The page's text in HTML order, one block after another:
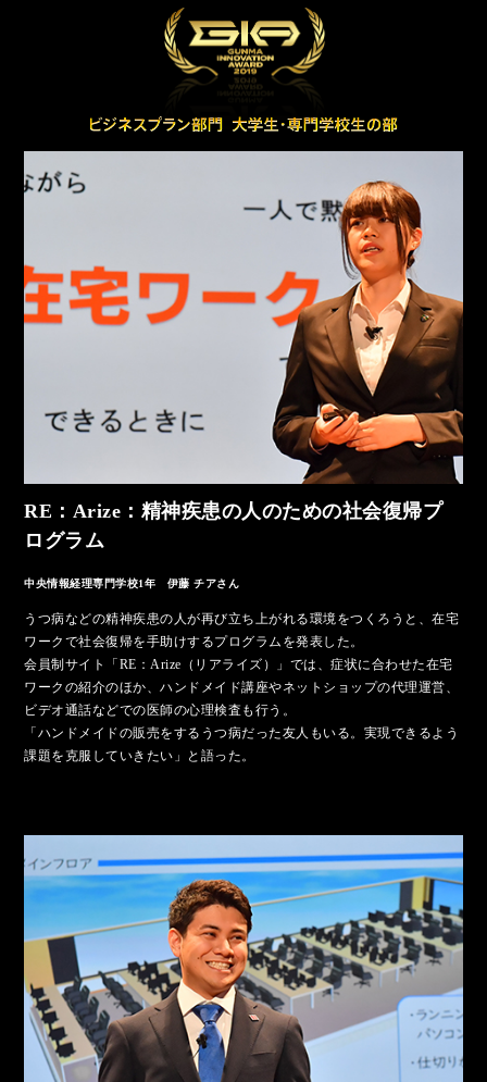
RE：Arize：精神疾患の人のための社会復帰プ
ログラム
中央情報経理専門学校1年 伊藤 チアさん
うつ病などの精神疾患の人が再び立ち上がれる環境をつくろうと、在宅
ワークで社会復帰を手助けするプログラムを発表した。
会員制サイト「RE：Arize（リアライズ）」では、症状に合わせた在宅
ワークの紹介のほか、ハンドメイド講座やネットショップの代理運営、
ビデオ通話などでの医師の心理検査も行う。
「ハンドメイドの販売をするうつ病だった友人もいる。実現できるよう
課題を克服していきたい」と語った。